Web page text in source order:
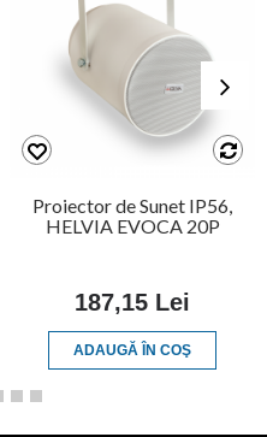
Proiector de Sunet IP56,
HELVIA EVOCA 20P
187,15 Lei
ADAUGĂ ÎN COŞ